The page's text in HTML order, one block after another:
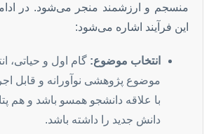
منسجم و ارزشمند منجر می‌شود. در
این فرآیند اشاره می‌شود:
انتخاب موضوع: گام اول و حیاتی،
موضوع پژوهشی نوآورانه و قابل
با علاقه دانشجو همسو باشد و هم
دانش جدید را داشته باشد.